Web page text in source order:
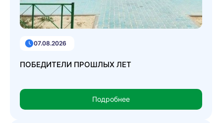
07.08.2026
ПОБЕДИТЕЛИ ПРОШЛЫХ ЛЕТ
Подробнее